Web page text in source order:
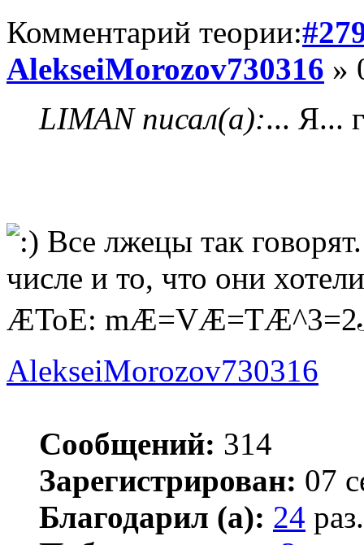
Комментарий теории:
AlekseiMorozov730316 »
LIMAN писал(а):... Я...
Все лжецы так
числе и то, что они
ÆToE:
AlekseiMorozov730316
Сообщений: 314
Зарегистрирован: 07
Благодарил (а): 24 раз.